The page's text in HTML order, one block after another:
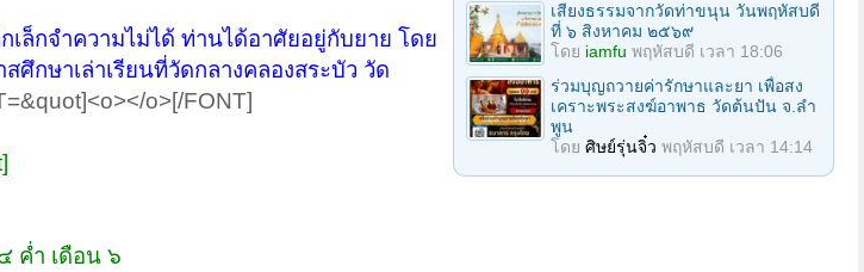
ล็กจำความไม่ได้ ท่านได้อาศัยอยู่กับยาย โดย
ศึกษาเล่าเรียนที่วัดกลางคลองสระบัว วัด
o>[/FONT]
ค่ำ เดือน ๖
เสียงธรรมจากวัดท่าขนุน วันพฤหัสบดี
ที่ ๖ สิงหาคม ๒๕๖๙
โดย iamfu พฤหัสบดี เวลา 18:06
ร่วมบุญถวายค่ารักษาและยา เพื่อสง
เคราะพระสงฆ์อาพาธ วัดต้นปัน จ.ลํา
พูน
โดย ศิษย์รุ่นจิ๋ว พฤหัสบดี เวลา 14:14